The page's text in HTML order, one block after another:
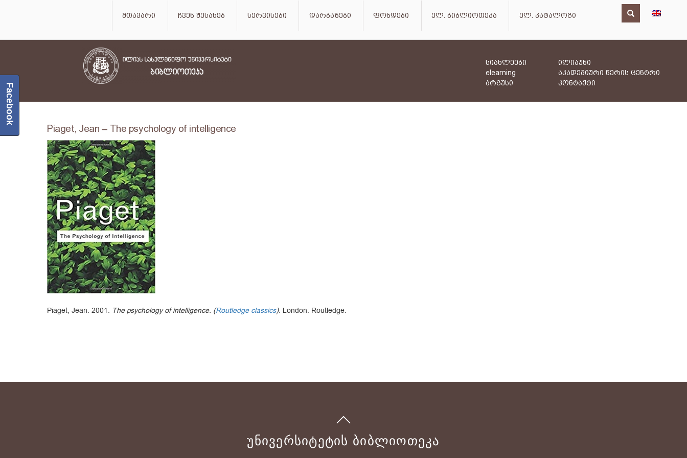
მთავარი ჩვენ შესახებ სერვისები დარბაზები ფონდები ელ. ბიბლიოთეკა ელ. კატალოგი
სიახლეები
elearning
არგუსი
ილიაუნი
აკადემიური წერის ცენტრი
კონტაქტი
Piaget, Jean – The psychology of intelligence
Piaget, Jean. 2001. The psychology of intelligence. (Routledge classics). London: Routledge.
ᲣᲜᲘᲕᲔᲠᲡᲘᲢᲔᲢᲘᲡ ᲑᲘᲑᲚᲘᲝᲗᲔᲙᲐ
Facebook